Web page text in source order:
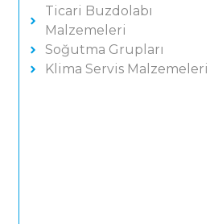
Ticari Buzdolabı
Malzemeleri
Soğutma Grupları
Klima Servis Malzemeleri